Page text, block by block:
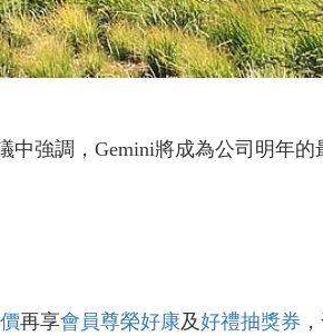
強調，Gemini將成為公司明年
再享會員尊榮好康及好禮抽獎券